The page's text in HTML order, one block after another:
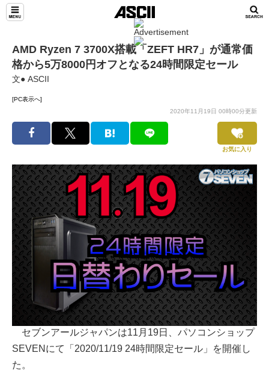
AMD Ryzen 7 3700X搭載「ZEFT HR7」が通常価
格から5万8000円オフとなる24時間限定セール
文● ASCII
[PC表示へ]
2020年11月19日 00時00分更新
お気に入り
セブンアールジャパンは11月19日、パソコンショップ
SEVENにて「2020/11/19 24時間限定セール」を開催し
た。